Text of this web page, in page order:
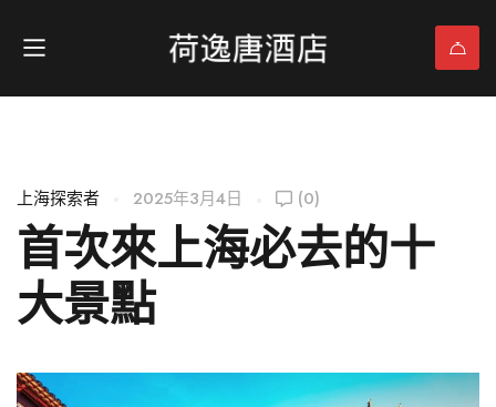
上海探索者 2025年3月4日 (0)
首次來上海必去的十
大景點